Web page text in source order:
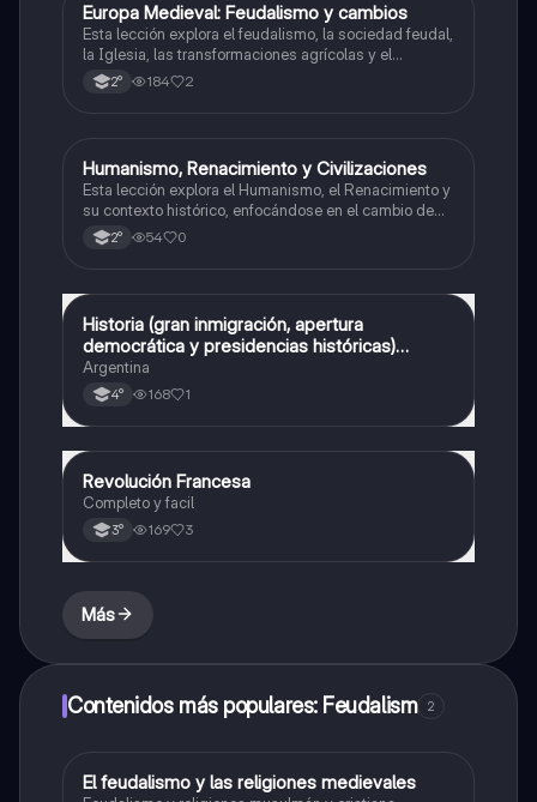
Historia
Europa Medieval: Feudalismo y cambios
Esta lección explora el feudalismo, la sociedad feudal,
la Iglesia, las transformaciones agrícolas y el
renacimiento urbano en la Europa medieval.
2° 184 2
Historia
Humanismo, Renacimiento y Civilizaciones
Esta lección explora el Humanismo, el Renacimiento y
su contexto histórico, enfocándose en el cambio de
pensamiento y el surgimiento de nuevas ideas sobre
la existencia humana y las civilizaciones americanas.
2° 54 0
Historia
Historia (gran inmigración, apertura
democrática y presidencias históricas)
ARGENTINA
Argentina
4° 168 1
Historia
Revolución Francesa
Completo y facil
3° 169 3
Más
Contenidos más populares: Feudalism 2
Historia
El feudalismo y las religiones medievales